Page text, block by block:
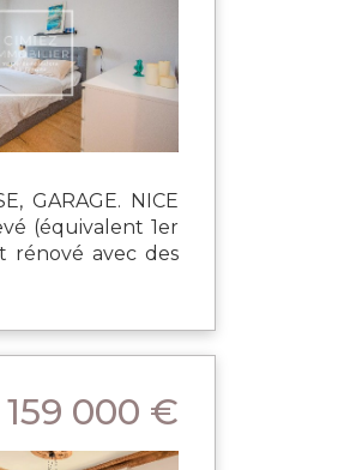
GARAGE. NICE
(équivalent 1er
rénové avec des
159 000 €